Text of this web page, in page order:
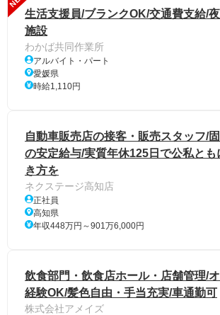
生活支援員/ブランクOK/交通費支給/
施設
わかば共同作業所
アルバイト・パート
愛媛県
時給1,110円
自動車販売店の接客・販売スタッフ/
の安定給与/実質年休125日で公私とも
き方を
ネクステージ高知店
正社員
高知県
年収448万円～901万6,000円
飲食部門・飲食店ホール・店舗管理/
経験OK/髪色自由・手当充実/車通勤可
株式会社アメイズ